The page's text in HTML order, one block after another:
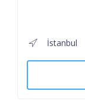
İstanbul